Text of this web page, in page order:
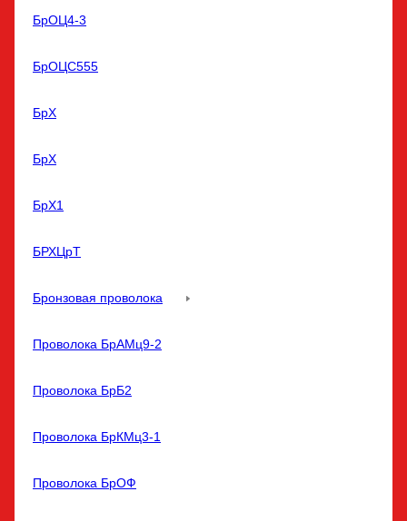
БрОЦ4-3
БрОЦС555
БрХ
БрХ
БрХ1
БРХЦрТ
Бронзовая проволока
Проволока БрАМц9-2
Проволока БрБ2
Проволока БрКМц3-1
Проволока БрОФ